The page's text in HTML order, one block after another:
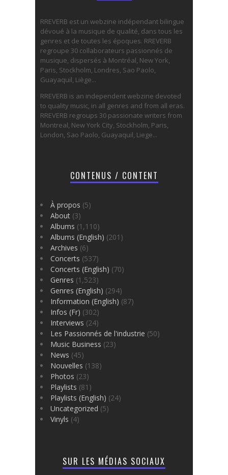
RREVERB est un webzine indépendant bilingue
dévoué à la musique de qualité, dans tous les
genres et de toutes les époques. RREVERB
regroupe 30 collaborateurs passionnés de
musique, dispersés à Montréal, New York,
Paris, Stockholm, Londres, Sao Paolo,
Guayaquil, Liège...
RREVERB is an independent webzine devoted
to quality music, in all genres and from all eras.
RREVERB regroups 30 passionate writers from
Montreal, New York City, Stockholm, Paris,
London, Sao Paolo, Guayaquil, Liege...
CONTENUS / CONTENT
À propos (5)
About (3)
Albums (1,110)
Albums (English) (201)
Archives (6)
Concerts (537)
Concerts (English) (70)
Genres (1,523)
Genres (English) (294)
Information (English) (87)
Infos (Fr) (302)
Interviews (24)
Les Passionnés de l'industrie (50)
Music Business (23)
News (45)
Nouvelles (138)
Photos (23)
Playlists (81)
Playlists (English) (24)
Uncategorized (5)
Vinyls (4)
SUR LES MÉDIAS SOCIAUX